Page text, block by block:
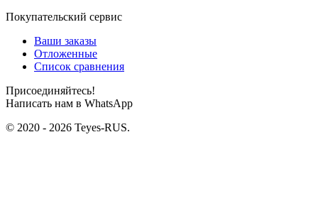
Покупательский сервис
Ваши заказы
Отложенные
Список сравнения
Присоединяйтесь!
Написать нам в WhatsApp
© 2020 - 2026 Teyes-RUS.